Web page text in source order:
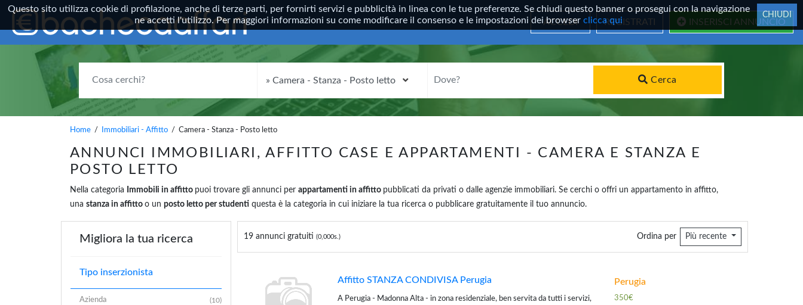
Questo sito utilizza cookie di profilazione, anche di terze parti, per fornirti servizi e pubblicità in linea con le tue preferenze. Se chiudi questo banner o prosegui con la navigazione
ne accetti l'utilizzo. Per maggiori informazioni su come modificare il consenso e le impostazioni dei browser clicca qui
CHIUDI
ACCEDI REGISTRATI INSERISCI ANNUNCIO
Cerca
Home / Immobiliari - Affitto / Camera - Stanza - Posto letto
ANNUNCI IMMOBILIARI, AFFITTO CASE E APPARTAMENTI - CAMERA E STANZA E
POSTO LETTO
Nella categoria Immobili in affitto puoi trovare gli annunci per appartamenti in affitto pubblicati da privati o dalle agenzie immobiliari. Se cerchi o offri un appartamento in affitto,
una stanza in affitto o un posto letto per studenti questa è la categoria in cui iniziare la tua ricerca o pubblicare gratuitamente il tuo annuncio.
Migliora la tua ricerca
Tipo inserzionista
Azienda (10)
19 annunci gratuiti (0,000s.) Ordina per Più recente
Affitto STANZA CONDIVISA Perugia
A Perugia - Madonna Alta - in zona residenziale, ben servita da tutti i servizi,
Perugia
350€